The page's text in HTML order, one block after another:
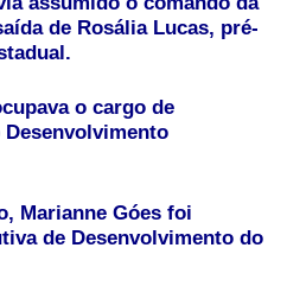
de Rosália Lucas, pré-
o cargo de
Marianne Góes foi
de Desenvolvimento do